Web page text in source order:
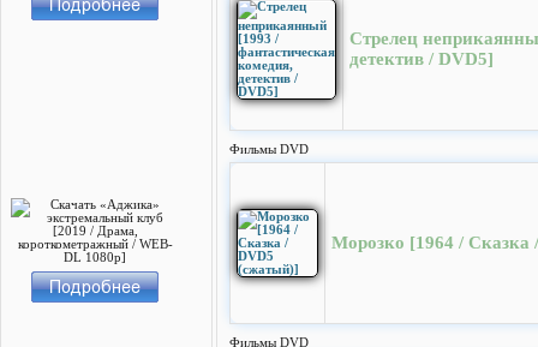
Стрелец
детектив / DVD5]
Фильмы DVD
Морозко [1964 /
Фильмы DVD